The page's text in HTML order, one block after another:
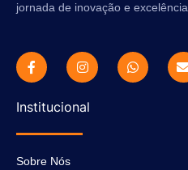
jornada de inovação e excelência.
Institucional
Sobre Nós